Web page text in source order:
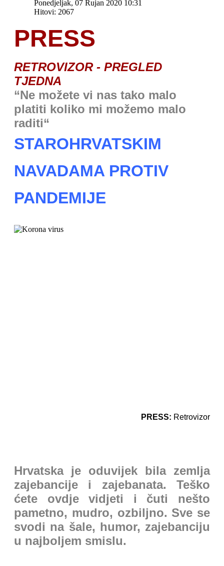
Ponedjeljak, 07 Rujan 2020 10:31
Hitovi: 2067
PRESS
RETROVIZOR - PREGLED
TJEDNA
“Ne možete vi nas tako malo
platiti koliko mi možemo malo
raditi“
STAROHRVATSKIM
NAVADAMA PROTIV
PANDEMIJE
PRESS: Retrovizor
Hrvatska je oduvijek bila zemlja
zajebancije i zajebanata. Teško
ćete ovdje vidjeti i čuti nešto
pametno, mudro, ozbiljno. Sve se
svodi na šale, humor, zajebanciju
u najboljem smislu.